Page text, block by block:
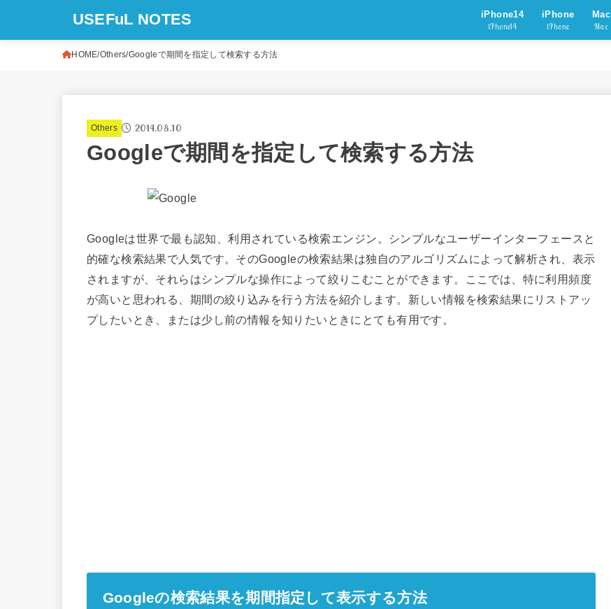
USEFuL NOTES iPhone14
iPhone14
iPhone
iPhone
Mac
Mac
HOME Others Googleで期間を指定して検索する方法
Others 2014.08.10
Googleで期間を指定して検索する方法
Googleは世界で最も認知、利用されている検索エンジン。シンプルなユーザーインターフェースと
的確な検索結果で人気です。そのGoogleの検索結果は独自のアルゴリズムによって解析され、表示
されますが、それらはシンプルな操作によって絞りこむことができます。ここでは、特に利用頻度
が高いと思われる、期間の絞り込みを行う方法を紹介します。新しい情報を検索結果にリストアッ
プしたいとき、または少し前の情報を知りたいときにとても有用です。
Googleの検索結果を期間指定して表示する方法